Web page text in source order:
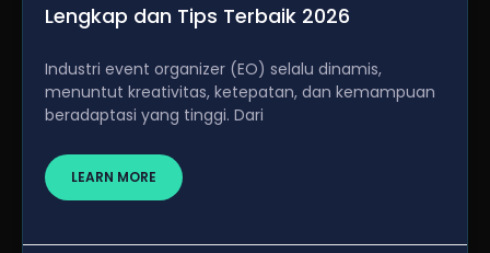
Lengkap dan Tips Terbaik 2026
Industri event organizer (EO) selalu dinamis,
menuntut kreativitas, ketepatan, dan kemampuan
beradaptasi yang tinggi. Dari
LEARN MORE